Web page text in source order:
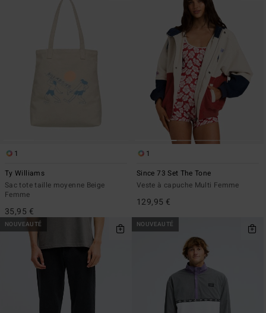
1
Ty Williams
Sac tote taille moyenne Beige
Femme
35,95 €
1
Since 73 Set The Tone
Veste à capuche Multi Femme
129,95 €
NOUVEAUTÉ NOUVEAUTÉ